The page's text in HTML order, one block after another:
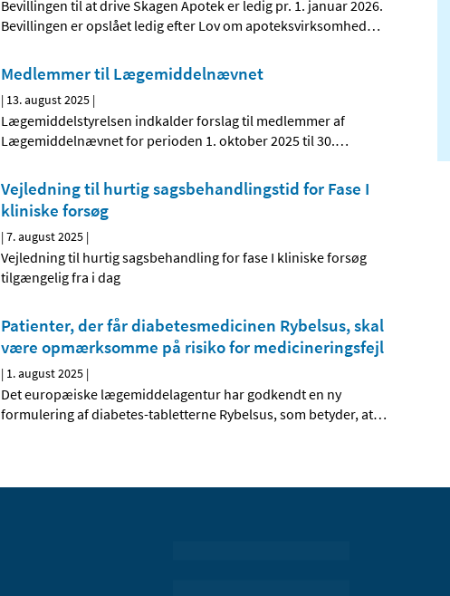
Bevillingen til at drive Skagen Apotek er ledig pr. 1. januar 2026.
Bevillingen er opslået ledig efter Lov om apoteksvirksomhed…
Medlemmer til Lægemiddelnævnet
| 13. august 2025 |
Lægemiddelstyrelsen indkalder forslag til medlemmer af
Lægemiddelnævnet for perioden 1. oktober 2025 til 30.…
Vejledning til hurtig sagsbehandlingstid for Fase I
kliniske forsøg
|7. august 2025 |
Vejledning til hurtig sagsbehandling for fase I kliniske forsøg
tilgængelig fra i dag
Patienter, der får diabetesmedicinen Rybelsus, skal
være opmærksomme på risiko for medicineringsfejl
| 1. august 2025 |
Det europæiske lægemiddelagentur har godkendt en ny
formulering af diabetes-tabletterne Rybelsus, som betyder, at…